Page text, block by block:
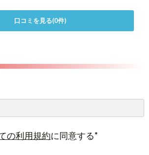
口コミを見る(0件)
の利用規約に同意する*